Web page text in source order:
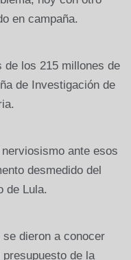
en campaña.
de los 215 millones de
de Investigación de
ante esos
desmedido del
de Lula.
dieron a conocer
de la